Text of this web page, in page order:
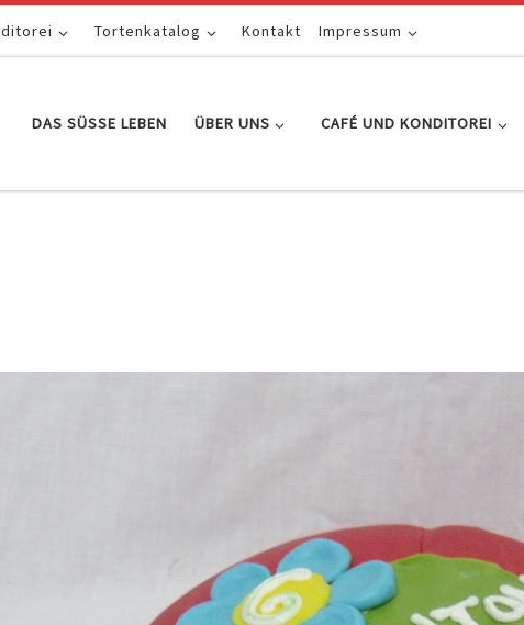
Tortenkatalog Kontakt Impressum
DAS SÜSSE LEBEN ÜBER UNS CAFÉ UND KONDITOREI